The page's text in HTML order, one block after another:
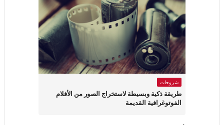
شروحات
طريقة ذكية وبسيطة لاستخراج الصور من الأفلام
الفوتوغرافية القديمة